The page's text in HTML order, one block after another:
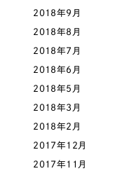
2018年9月
2018年8月
2018年7月
2018年6月
2018年5月
2018年3月
2018年2月
2017年12月
2017年11月